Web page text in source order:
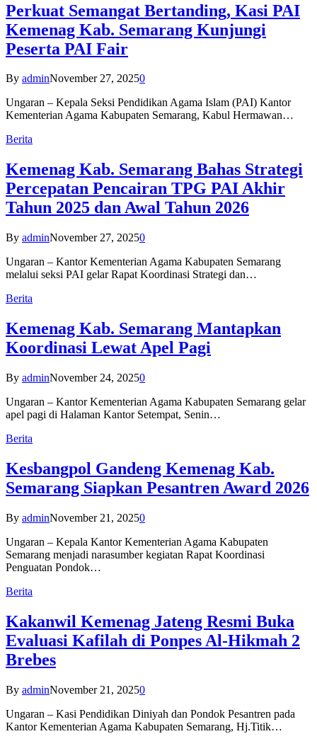
Perkuat Semangat Bertanding, Kasi PAI
Kemenag Kab. Semarang Kunjungi
Peserta PAI Fair
By adminNovember 27, 20250
Ungaran – Kepala Seksi Pendidikan Agama Islam (PAI) Kantor
Kementerian Agama Kabupaten Semarang, Kabul Hermawan…
Berita
Kemenag Kab. Semarang Bahas Strategi
Percepatan Pencairan TPG PAI Akhir
Tahun 2025 dan Awal Tahun 2026
By adminNovember 27, 20250
Ungaran – Kantor Kementerian Agama Kabupaten Semarang
melalui seksi PAI gelar Rapat Koordinasi Strategi dan…
Berita
Kemenag Kab. Semarang Mantapkan
Koordinasi Lewat Apel Pagi
By adminNovember 24, 20250
Ungaran – Kantor Kementerian Agama Kabupaten Semarang gelar
apel pagi di Halaman Kantor Setempat, Senin…
Berita
Kesbangpol Gandeng Kemenag Kab.
Semarang Siapkan Pesantren Award 2026
By adminNovember 21, 20250
Ungaran – Kepala Kantor Kementerian Agama Kabupaten
Semarang menjadi narasumber kegiatan Rapat Koordinasi
Penguatan Pondok…
Berita
Kakanwil Kemenag Jateng Resmi Buka
Evaluasi Kafilah di Ponpes Al-Hikmah 2
Brebes
By adminNovember 21, 20250
Ungaran – Kasi Pendidikan Diniyah dan Pondok Pesantren pada
Kantor Kementerian Agama Kabupaten Semarang, Hj.Titik…